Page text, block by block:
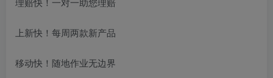
上新快！每周两款新产品
移动快！随地作业无边界